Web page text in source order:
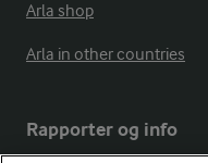
Arla shop
Arla in other countries
Rapporter og info